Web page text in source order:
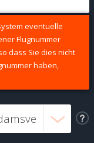
eventuelle
Flugnummer
dass Sie dies nicht
haben,